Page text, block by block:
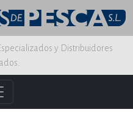
y Distribuidores